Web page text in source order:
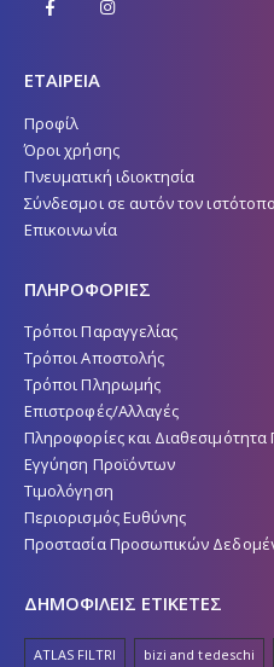
ΕΤΑΙΡΕΙΑ
Προφίλ
Όροι χρήσης
Πνευματική ιδιοκτησία
Σύνδεσμοι σε αυτόν τον ιστότοπο
Επικοινωνία
ΠΛΗΡΟΦΟΡΙΕΣ
Τρόποι Παραγγελίας
Τρόποι Αποστολής
Τρόποι Πληρωμής
Επιστροφές/Αλλαγές
Πληροφορίες και
Εγγύηση Προϊόντων
Τιμολόγηση
Περιορισμός Ευθύνης
Προστασία Προσωπικών
ΔΗΜΟΦΙΛΕΙΣ ΕΤΙΚΕΤΕΣ
ATLAS FILTRI bizi and tedeschi